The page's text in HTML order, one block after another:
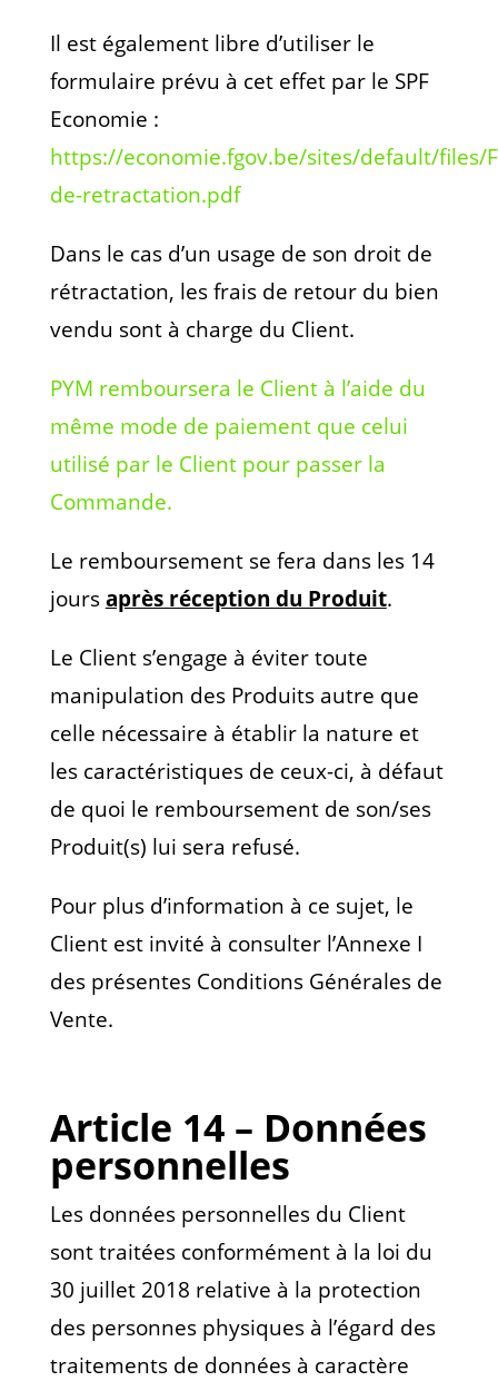
Il est également libre d’utiliser le
formulaire prévu à cet effet par le SPF
Economie :
https://economie.fgov.be/sites/default/files/
de-retractation.pdf
Dans le cas d’un usage de son droit de
rétractation, les frais de retour du bien
vendu sont à charge du Client.
PYM remboursera le Client à l’aide du
même mode de paiement que celui
utilisé par le Client pour passer la
Commande.
Le remboursement se fera dans les 14
joursaprès réception du Produit.
Le Client s’engage à éviter toute
manipulation des Produits autre que
celle nécessaire à établir la nature et
les caractéristiques de ceux-ci, à défaut
de quoi le remboursement de son/ses
Produit(s) lui sera refusé.
Pour plus d’information à ce sujet, le
Client est invité à consulter l’Annexe I
des présentes Conditions Générales de
Vente.
Article 14 – Données
personnelles
Les données personnelles du Client
sont traitées conformément à la loi du
30 juillet 2018 relative à la protection
des personnes physiques à l’égard des
traitements de données à caractère